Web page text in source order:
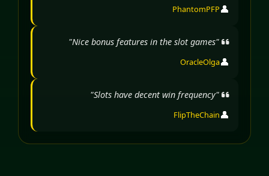
👤
PhantomPFP
"Nice bonus features in the slot games"
👤
OracleOlga
"Slots have decent win frequency"
👤
FlipTheChain